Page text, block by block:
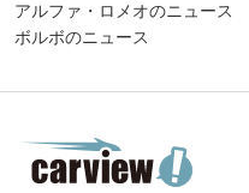
アルファ・ロメオのニュース
ボルボのニュース